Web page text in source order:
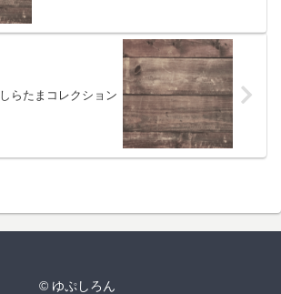
しらたまコレクション
© ゆぷしろん